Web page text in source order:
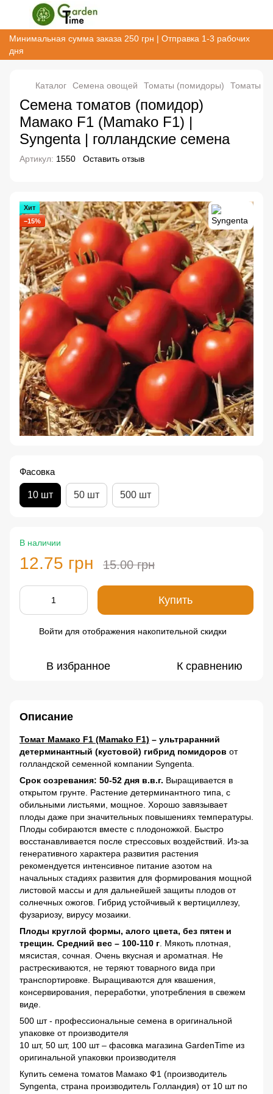
Минимальная сумма заказа 250 грн | Отправка 1-3 рабочих
дня
Каталог Семена овощей Томаты (помидоры) Томаты
Семена томатов (помидор)
Мамако F1 (Mamako F1) |
Syngenta | голландские семена
Артикул: 1550 Оставить отзыв
Хит
−15%
Фасовка
10 шт 50 шт 500 шт
В наличии
12.75 грн 15.00 грн
Купить
Войти для отображения накопительной скидки
В избранное К сравнению
Описание
Томат Мамако F1 (Mamako F1) – ультраранний
детерминантный (кустовой) гибрид помидоров от
голландской семенной компании Syngenta.
Срок созревания: 50-52 дня в.в.г. Выращивается в
открытом грунте. Растение детерминантного типа, с
обильными листьями, мощное. Хорошо завязывает
плоды даже при значительных повышениях температуры.
Плоды собираются вместе с плодоножкой. Быстро
восстанавливается после стрессовых воздействий. Из-за
генеративного характера развития растения
рекомендуется интенсивное питание азотом на
начальных стадиях развития для формирования мощной
листовой массы и для дальнейшей защиты плодов от
солнечных ожогов. Гибрид устойчивый к вертициллезу,
фузариозу, вирусу мозаики.
Плоды круглой формы, алого цвета, без пятен и
трещин. Средний вес – 100-110 г . Мякоть плотная,
мясистая, сочная. Очень вкусная и ароматная. Не
растрескиваются, не теряют товарного вида при
транспортировке. Выращиваются для квашения,
консервирования, переработки, употребления в свежем
виде.
500 шт - профессиональные семена в оригинальной
упаковке от производителя
10 шт, 50 шт, 100 шт – фасовка магазина GardenTime из
оригинальной упаковки производителя
Купить семена томатов Мамако Ф1 (производитель
Syngenta, страна производитель Голландия) от 10 шт по